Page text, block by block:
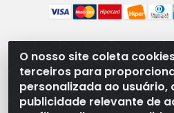
O nosso site coleta
terceiros para
personalizada ao usuário,
publicidade relevante de
Medeiros Distribuidora -
Ramal, Bacabal/MA - CEP
08.474.030/